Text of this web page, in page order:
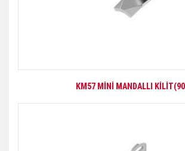
KM57 MİNİ MANDALLI